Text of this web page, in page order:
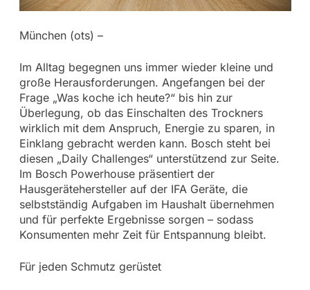
München (ots) –
Im Alltag begegnen uns immer wieder kleine und
große Herausforderungen. Angefangen bei der
Frage „Was koche ich heute?“ bis hin zur
Überlegung, ob das Einschalten des Trockners
wirklich mit dem Anspruch, Energie zu sparen, in
Einklang gebracht werden kann. Bosch steht bei
diesen „Daily Challenges“ unterstützend zur Seite.
Im Bosch Powerhouse präsentiert der
Hausgerätehersteller auf der IFA Geräte, die
selbstständig Aufgaben im Haushalt übernehmen
und für perfekte Ergebnisse sorgen – sodass
Konsumenten mehr Zeit für Entspannung bleibt.
Für jeden Schmutz gerüstet